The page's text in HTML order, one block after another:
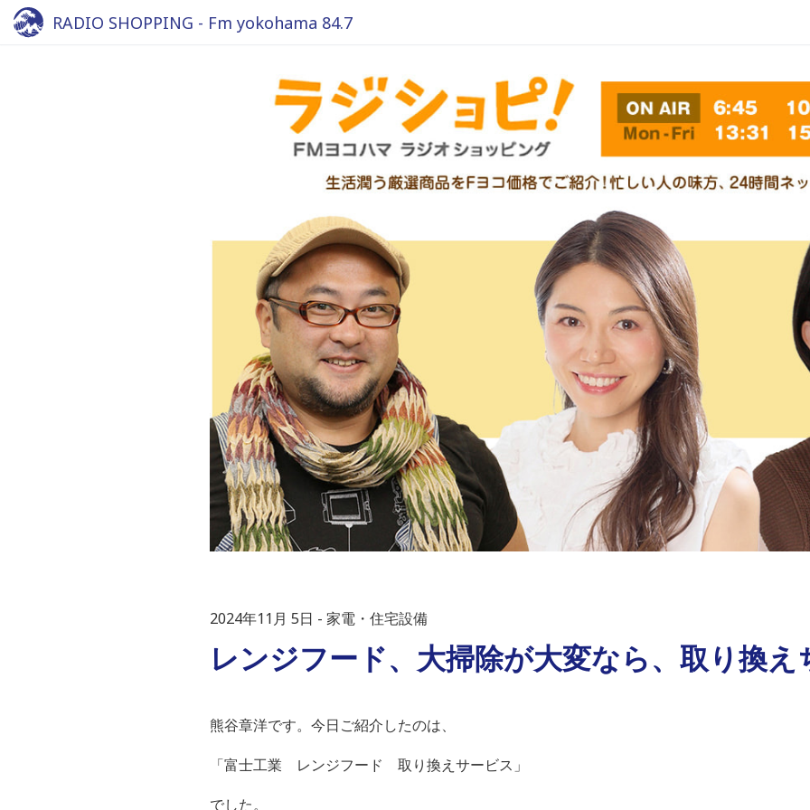
RADIO SHOPPING - Fm yokohama 84.7
2024年11月 5日 家電・住宅設備
レンジフード、大掃除が大変なら、取り換え
熊谷章洋です。今日ご紹介したのは、
「富士工業 レンジフード 取り換えサービス」
でした。